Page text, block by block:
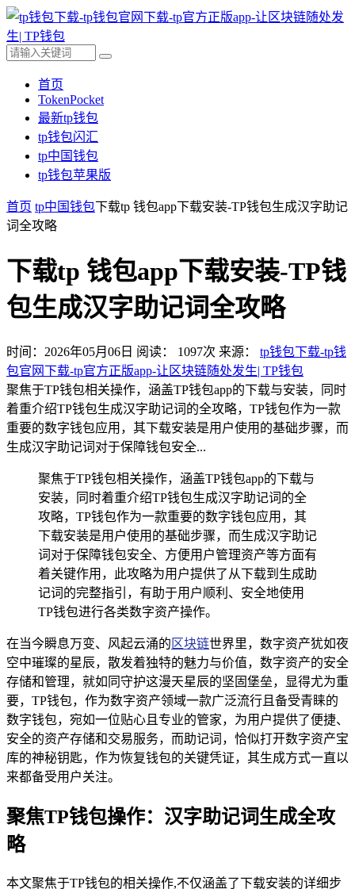
首页
TokenPocket
最新tp钱包
tp钱包闪汇
tp中国钱包
tp钱包苹果版
首页 tp中国钱包下载tp 钱包app下载安装-TP钱包生成汉字助记
词全攻略
下载tp 钱包app下载安装-TP钱
包生成汉字助记词全攻略
时间：2026年05月06日 阅读： 1097次 来源： tp钱包下载-tp钱
包官网下载-tp官方正版app-让区块链随处发生| TP钱包
聚焦于TP钱包相关操作，涵盖TP钱包app的下载与安装，同时
着重介绍TP钱包生成汉字助记词的全攻略，TP钱包作为一款
重要的数字钱包应用，其下载安装是用户使用的基础步骤，而
生成汉字助记词对于保障钱包安全...
聚焦于TP钱包相关操作，涵盖TP钱包app的下载与
安装，同时着重介绍TP钱包生成汉字助记词的全
攻略，TP钱包作为一款重要的数字钱包应用，其
下载安装是用户使用的基础步骤，而生成汉字助记
词对于保障钱包安全、方便用户管理资产等方面有
着关键作用，此攻略为用户提供了从下载到生成助
记词的完整指引，有助于用户顺利、安全地使用
TP钱包进行各类数字资产操作。
在当今瞬息万变、风起云涌的 区块链世界里，数字资产犹如夜
空中璀璨的星辰，散发着独特的魅力与价值，数字资产的安全
存储和管理，就如同守护这漫天星辰的坚固堡垒，显得尤为重
要，TP钱包，作为数字资产领域一款广泛流行且备受青睐的
数字钱包，宛如一位贴心且专业的管家，为用户提供了便捷、
安全的资产存储和交易服务，而助记词，恰似打开数字资产宝
库的神秘钥匙，作为恢复钱包的关键凭证，其生成方式一直以
来都备受用户关注。
聚焦TP钱包操作：汉字助记词生成全攻
略
本文聚焦于TP钱包的相关操作,不仅涵盖了下载安装的详细步